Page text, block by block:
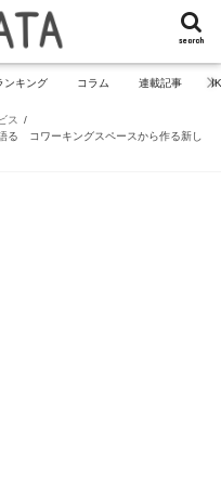
search
ンキング コラム 連載記事
ス
る コワーキングスペースから作る新し